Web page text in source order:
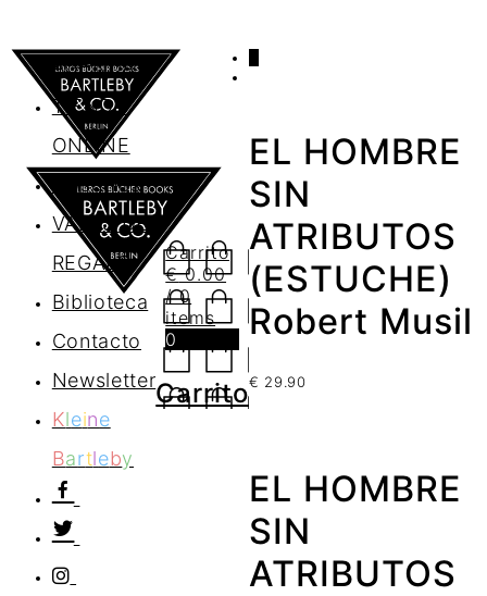
AGENDA
TIENDA
ONLINE
Nosotros
VALES DE
REGALO
Biblioteca
Contacto
Newsletter
Kleine
Bartleby
Carrito
€0.00
/ 0
items
0
Carrito
EL HOMBRE
SIN
ATRIBUTOS
(ESTUCHE)
Robert Musil
€ 29.90
EL HOMBRE
SIN
ATRIBUTOS